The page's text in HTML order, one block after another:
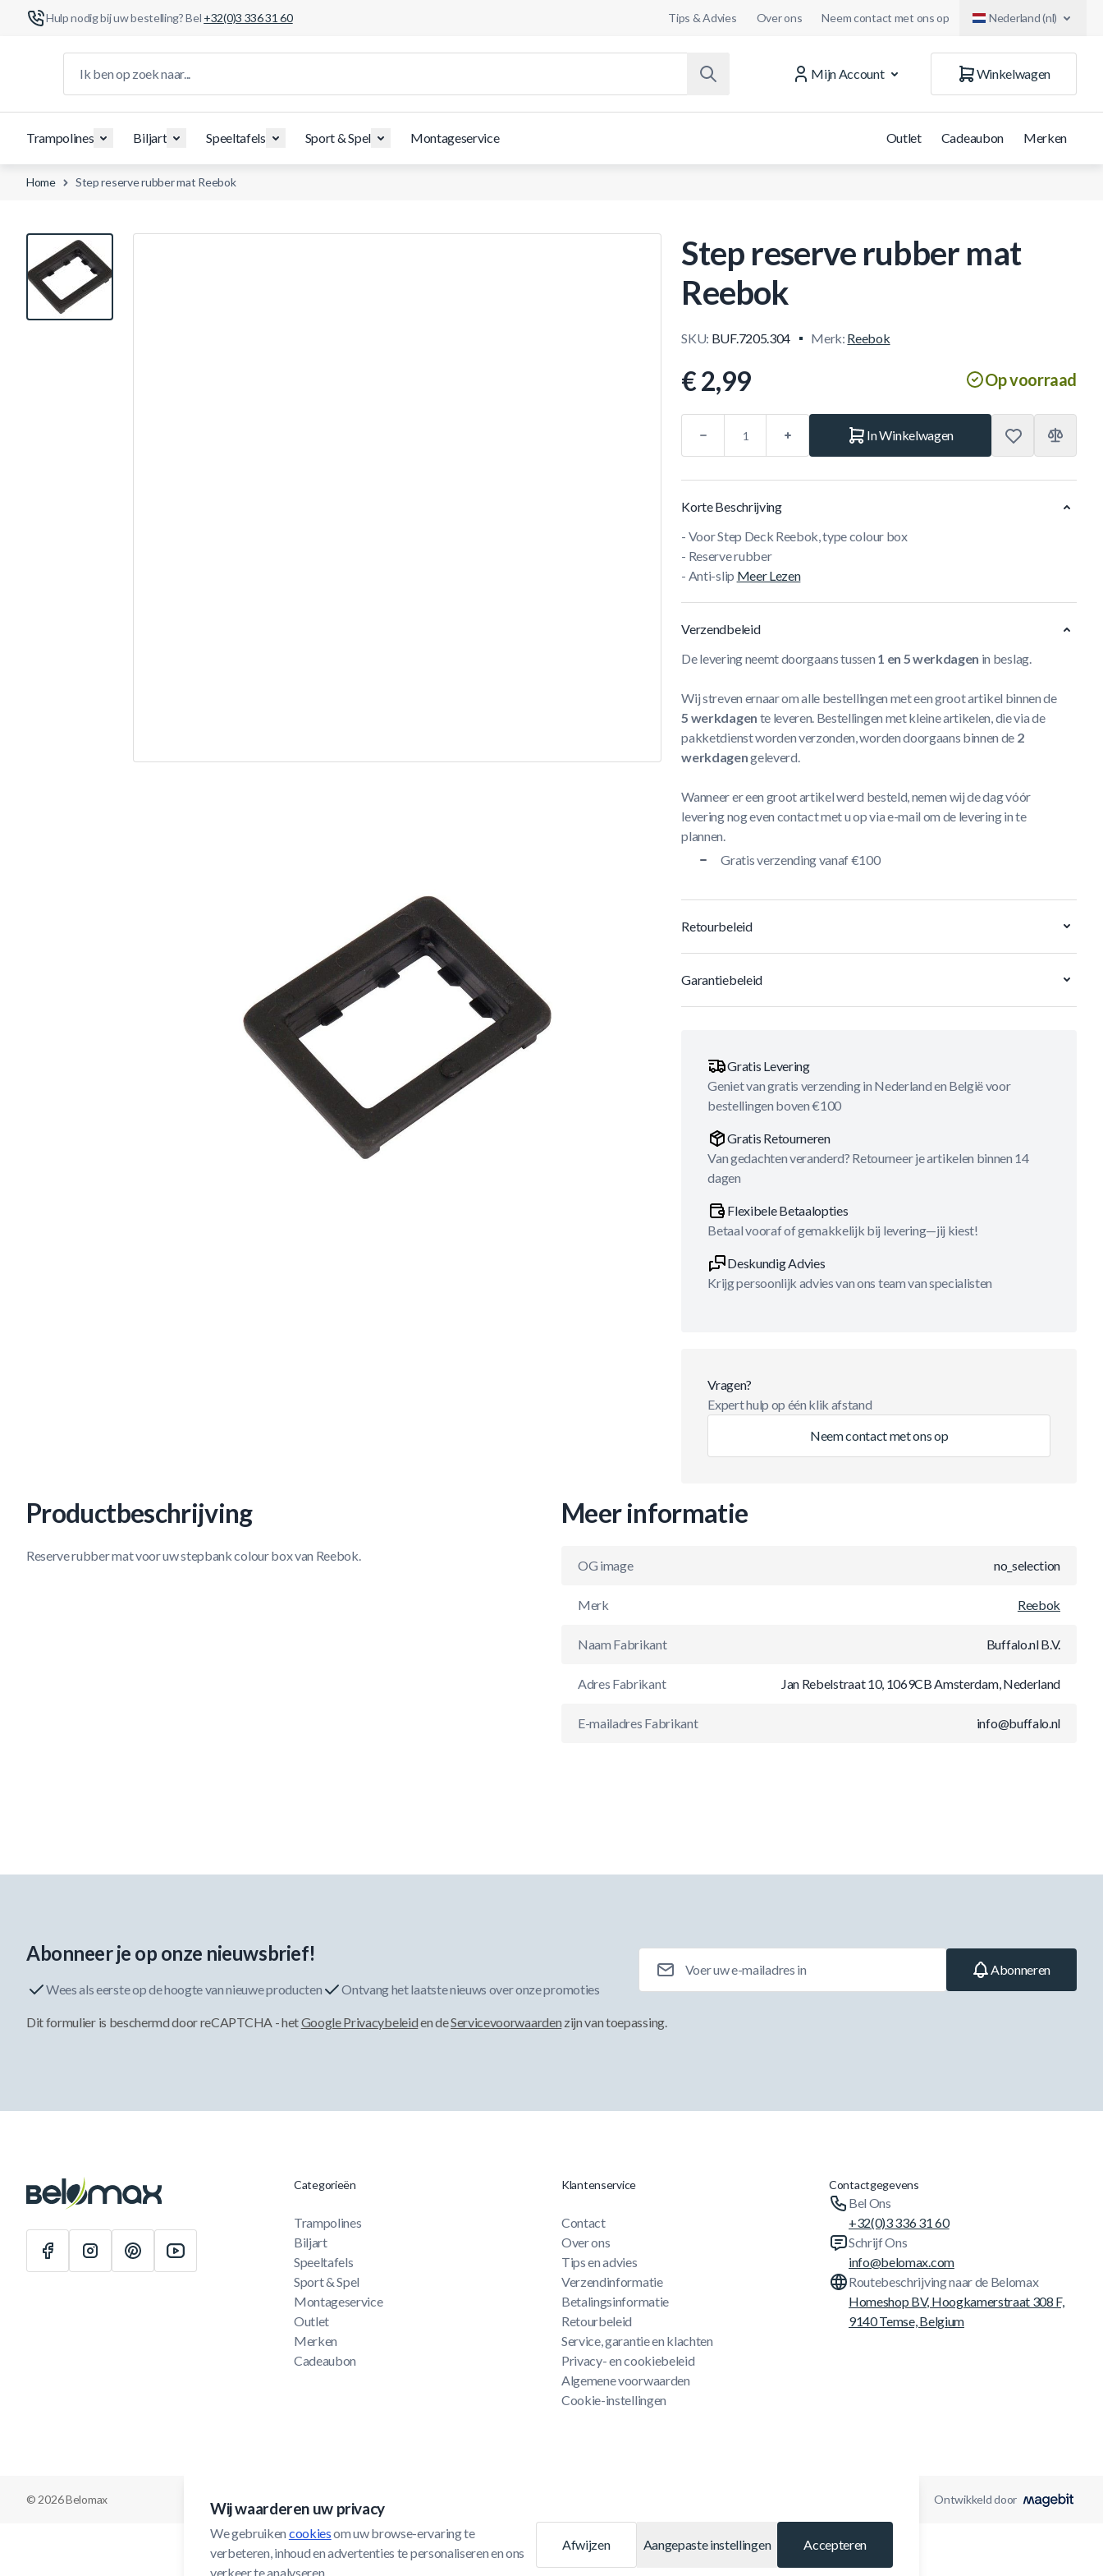
Hulp nodig bij uw bestelling? Bel +32(0)3 336 31 60 Tips & Advies Over ons Neem contact met ons op Nederland (nl)
Mijn Account
Winkelwagen
Trampolines Biljart Speeltafels Sport & Spel Montageservice Outlet Cadeaubon Merken
Home Step reserve rubber mat Reebok
View larger image
Step reserve rubber mat
Reebok
SKU: BUF.7205.304 Merk: Reebok
€ 2,99 Op voorraad
In Winkelwagen
Korte Beschrijving
- Voor Step Deck Reebok, type colour box
- Reserve rubber
- Anti-slip Meer Lezen
Verzendbeleid
De levering neemt doorgaans tussen 1 en 5 werkdagen in beslag.
Wij streven ernaar om alle bestellingen met een groot artikel binnen de
5 werkdagen te leveren. Bestellingen met kleine artikelen, die via de
pakketdienst worden verzonden, worden doorgaans binnen de 2
werkdagengeleverd.
Wanneer er een groot artikel werd besteld, nemen wij de dag vóór
levering nog even contact met u op via e-mail om de levering in te
plannen.
Gratis verzending vanaf €100
Retourbeleid
Garantiebeleid
Gratis Levering
Geniet van gratis verzending in Nederland en België voor
bestellingen boven €100
Gratis Retourneren
Van gedachten veranderd? Retourneer je artikelen binnen 14
dagen
Flexibele Betaalopties
Betaal vooraf of gemakkelijk bij levering—jij kiest!
Deskundig Advies
Krijg persoonlijk advies van ons team van specialisten
Vragen?
Expert hulp op één klik afstand
Neem contact met ons op
Productbeschrijving
Reserve rubber mat voor uw stepbank colour box van Reebok.
Meer informatie
OG image no_selection
Merk Reebok
Naam Fabrikant Buffalo.nl B.V.
Adres Fabrikant Jan Rebelstraat 10, 1069CB Amsterdam, Nederland
E-mailadres Fabrikant info@buffalo.nl
Wij waarderen uw privacy
We gebruiken cookies om uw browse-ervaring te
verbeteren, inhoud en advertenties te personaliseren en ons
verkeer te analyseren.
Afwijzen Aangepaste instellingen Accepteren
Abonneer je op onze nieuwsbrief!
Wees als eerste op de hoogte van nieuwe producten Ontvang het laatste nieuws over onze promoties
Abonneren
Dit formulier is beschermd door reCAPTCHA - hetGoogle Privacybeleiden deServicevoorwaarden zijn van toepassing.
Categorieën
Trampolines
Biljart
Speeltafels
Sport & Spel
Montageservice
Outlet
Merken
Cadeaubon
Klantenservice
Contact
Over ons
Tips en advies
Verzendinformatie
Betalingsinformatie
Retourbeleid
Service, garantie en klachten
Privacy- en cookiebeleid
Algemene voorwaarden
Cookie-instellingen
Contactgegevens
Bel Ons
+32(0)3 336 31 60
Schrijf Ons
info@belomax.com
Routebeschrijving naar de Belomax
Homeshop BV, Hoogkamerstraat 308 F,
9140 Temse, Belgium
© 2026 Belomax Ontwikkeld door